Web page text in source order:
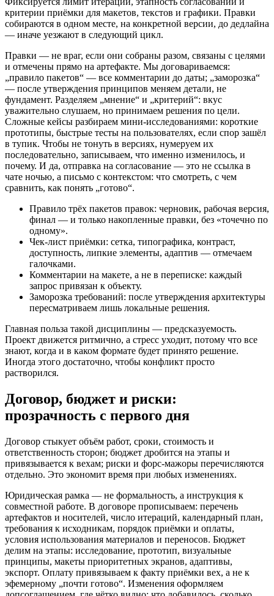
критерии приёмки для макетов, текстов и графики. Правки
собираются в одном месте, на конкретной версии, до дедлайна
— иначе уезжают в следующий цикл.
Правки — не враг, если они собраны разом, связаны с целями
и отмечены прямо на артефакте. Мы договариваемся:
„правило пакетов“ — все комментарии до даты; „заморозка“
— после утверждения принципов меняем детали, не
фундамент. Разделяем „мнение“ и „критерий“: вкус
уважительно слушаем, но принимаем решения по цели.
Сложные кейсы разбираем мини‑исследованиями: короткие
прототипы, быстрые тесты на пользователях, если спор зашёл
в тупик. Чтобы не тонуть в версиях, нумеруем их
последовательно, записываем, что именно изменилось, и
почему. И да, отправка на согласование — это не ссылка в
чате ночью, а письмо с контекстом: что смотреть, с чем
сравнить, как понять „готово“.
Правило трёх пакетов правок: черновик, рабочая версия,
финал — и только накопленные правки, без «точечно по
одному».
Чек‑лист приёмки: сетка, типографика, контраст,
доступность, липкие элементы, адаптив — отмечаем
галочками.
Комментарии на макете, а не в переписке: каждый
запрос привязан к объекту.
Заморозка требований: после утверждения архитектуры
пересматриваем лишь локальные решения.
Главная польза такой дисциплины — предсказуемость.
Проект движется ритмично, а стресс уходит, потому что все
знают, когда и в каком формате будет принято решение.
Иногда этого достаточно, чтобы конфликт просто
растворился.
Договор, бюджет и риски:
прозрачность с первого дня
Договор стыкует объём работ, сроки, стоимость и
ответственность сторон; бюджет дробится на этапы и
привязывается к вехам; риски и форс‑мажоры перечисляются
отдельно. Это экономит время при любых изменениях.
Юридическая рамка — не формальность, а инструкция к
совместной работе. В договоре прописываем: перечень
артефактов и носителей, число итераций, календарный план,
требования к исходникам, порядок приёмки и оплаты,
условия использования материалов и переносов. Бюджет
делим на этапы: исследование, прототип, визуальные
принципы, макеты приоритетных экранов, адаптивы,
экспорт. Оплату привязываем к факту приёмки вех, а не к
эфемерному „почти готово“. Изменения оформляем